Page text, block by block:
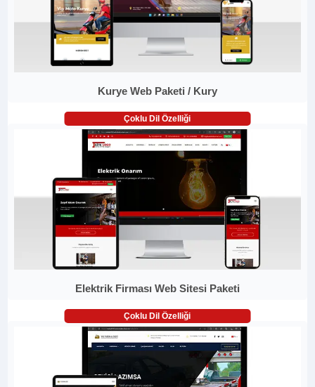
Kurye Web Paketi / Kury
Çoklu Dil Özelliği
Elektrik Firması Web Sitesi Paketi
Çoklu Dil Özelliği